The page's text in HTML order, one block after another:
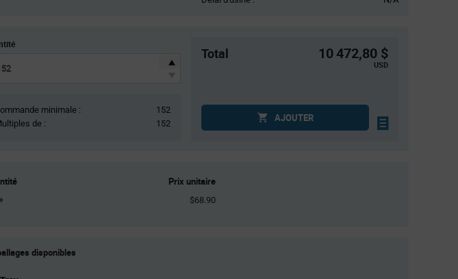
minimale :
152
de :
152
Total 10 472,80 $
USD
AJOUTER
Prix unitaire
$68.90
disponibles